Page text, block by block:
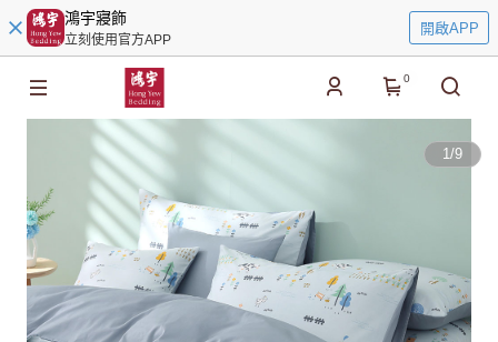
鴻宇寢飾
立刻使用官方APP
開啟APP
0
1/9